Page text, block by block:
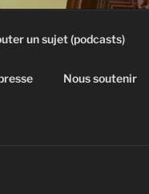
un sujet (podcasts)
Nous soutenir